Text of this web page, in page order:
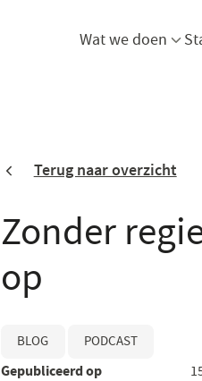
Wat we doen
Terug naar overzicht
Zonder
op
BLOG PODCAST
Gepubliceerd op